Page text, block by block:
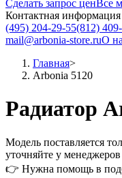
Сделать запрос ценВсе
Контактная информация
(495) 204-29-55(812)
mail@arbonia-store.ruО
Главная>
Arbonia 5120
Радиатор
Модель поставляется
уточняйте у менеджеров
👉 Нужна помощь в